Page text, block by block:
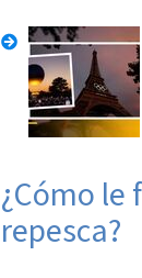
¿Cómo le
repesca?